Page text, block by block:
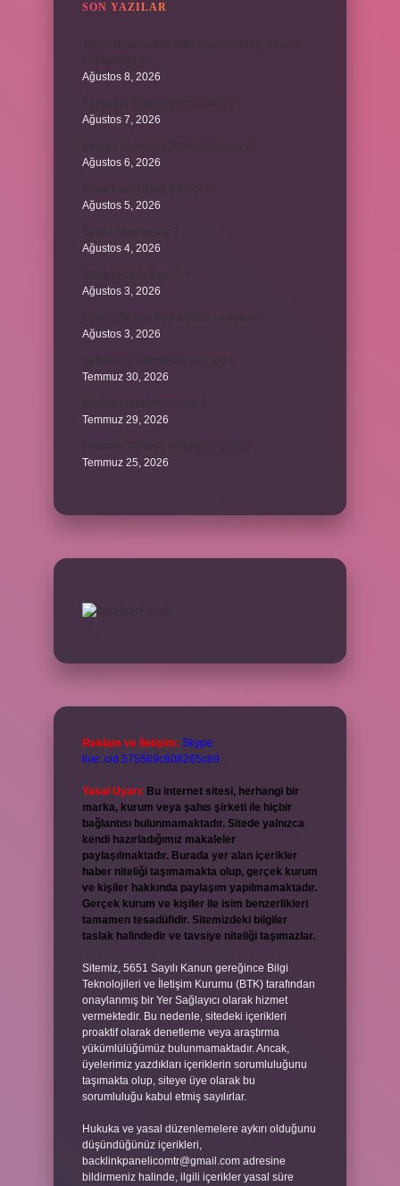
SON YAZILAR
Ağustos 8, 2026
Ağustos 7, 2026
Ağustos 6, 2026
Ağustos 5, 2026
Ağustos 4, 2026
Ağustos 3, 2026
Ağustos 3, 2026
Temmuz 30, 2026
Temmuz 29, 2026
Temmuz 25, 2026
Reklam ve İletişim: Skype:
live:.cid.575569c608265c69
Yasal Uyarı: Bu internet sitesi, herhangi bir
marka, kurum veya şahıs şirketi ile hiçbir
bağlantısı bulunmamaktadır. Sitede yalnızca
kendi hazırladığımız makaleler
paylaşılmaktadır. Burada yer alan içerikler
haber niteliği taşımamakta olup, gerçek kurum
ve kişiler hakkında paylaşım yapılmamaktadır.
Gerçek kurum ve kişiler ile isim benzerlikleri
tamamen tesadüfidir. Sitemizdeki bilgiler
taslak halindedir ve tavsiye niteliği taşımazlar.
Sitemiz, 5651 Sayılı Kanun gereğince Bilgi
Teknolojileri ve İletişim Kurumu (BTK) tarafından
onaylanmış bir Yer Sağlayıcı olarak hizmet
vermektedir. Bu nedenle, sitedeki içerikleri
proaktif olarak denetleme veya araştırma
yükümlülüğümüz bulunmamaktadır. Ancak,
üyelerimiz yazdıkları içeriklerin sorumluluğunu
taşımakta olup, siteye üye olarak bu
sorumluluğu kabul etmiş sayılırlar.
Hukuka ve yasal düzenlemelere aykırı olduğunu
düşündüğünüz içerikleri,
backlinkpanelicomtr@gmail.com adresine
bildirmeniz halinde, ilgili içerikler yasal süre